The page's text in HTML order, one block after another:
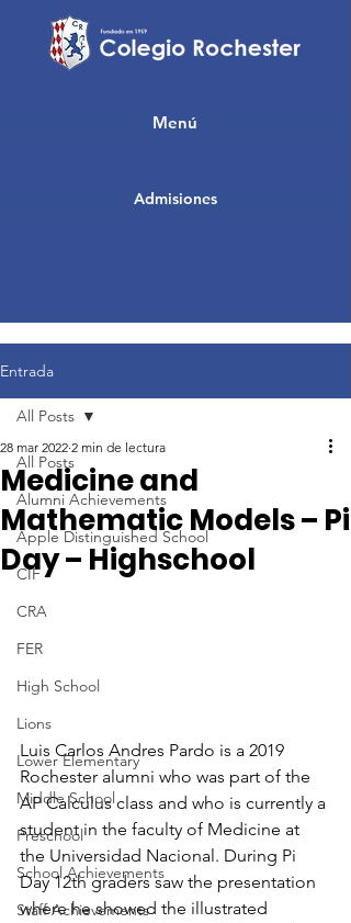
Admisiones
Menú
Entrada
All Posts
Alumni Achievements
Apple Distinguished School
CIF
CRA
FER
High School
Lions
Lower Elementary
Middle School
Preschool
School Achievements
Staff Achievements
All Posts
Medicine and
Mathematic Models – Pi
Day – Highschool
28 mar 2022 2 min de lectura
Luis Carlos Andres Pardo is a 2019
Rochester alumni who was part of the
AP Calculus class and who is currently a
student in the faculty of Medicine at
the Universidad Nacional. During Pi
Day 12th graders saw the presentation
where he showed the illustrated